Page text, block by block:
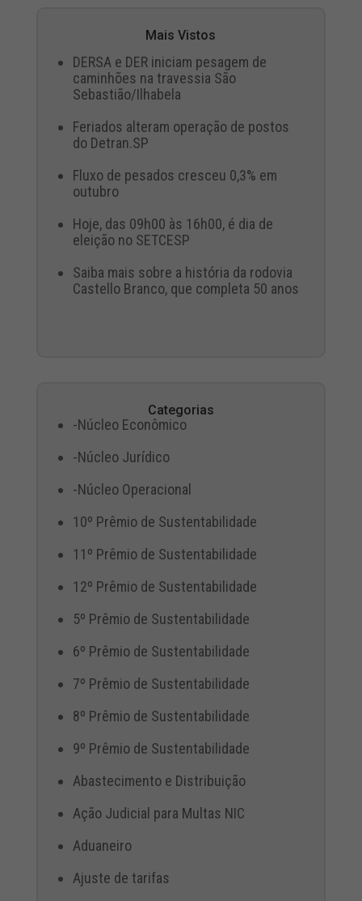
Mais Vistos
DERSA e DER iniciam pesagem de
caminhões na travessia São
Sebastião/Ilhabela
Feriados alteram operação de postos
do Detran.SP
Fluxo de pesados cresceu 0,3% em
outubro
Hoje, das 09h00 às 16h00, é dia de
eleição no SETCESP
Saiba mais sobre a história da rodovia
Castello Branco, que completa 50 anos
Categorias
-Núcleo Econômico
-Núcleo Jurídico
-Núcleo Operacional
10º Prêmio de Sustentabilidade
11º Prêmio de Sustentabilidade
12º Prêmio de Sustentabilidade
5º Prêmio de Sustentabilidade
6º Prêmio de Sustentabilidade
7º Prêmio de Sustentabilidade
8º Prêmio de Sustentabilidade
9º Prêmio de Sustentabilidade
Abastecimento e Distribuição
Ação Judicial para Multas NIC
Aduaneiro
Ajuste de tarifas